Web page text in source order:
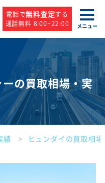
電話で無料査定する
通話無料 8:00~22:00
メニュー
の買取相場・実
績 ヒュンダイの買取相